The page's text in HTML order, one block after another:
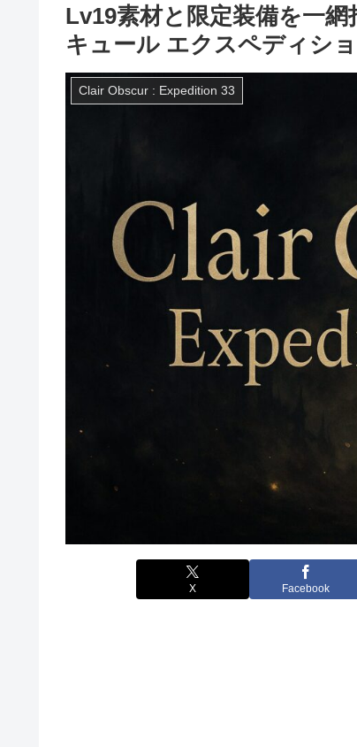
Lv19素材と限定装備を一
キュール エクスペディショ
Clair Obscur : Expedition 33
X Facebook